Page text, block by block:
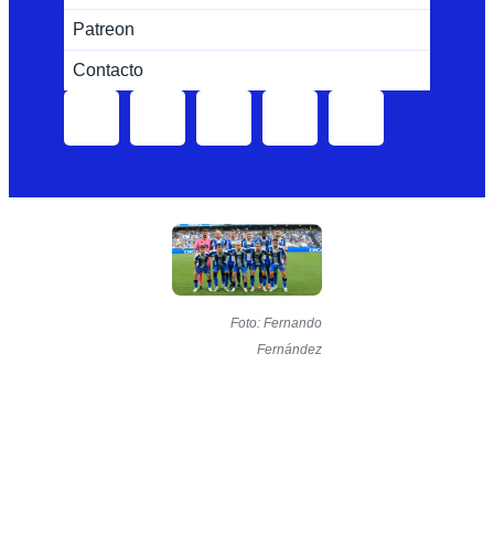
Patreon
Contacto
Foto: Fernando
Fernández